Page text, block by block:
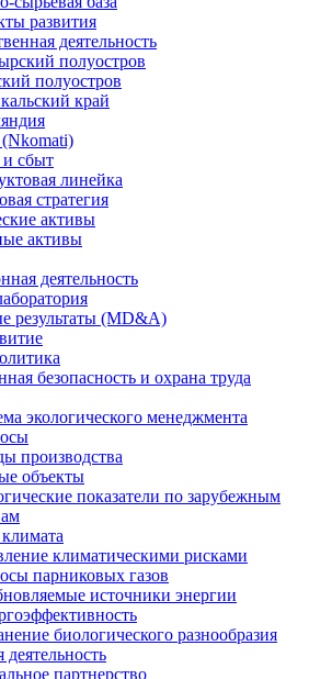
развития
деятельность
полуостров
полуостров
край
сбыт
линейка
стратегия
активы
активы
деятельность
результаты (MD&A)
безопасность и охрана труда
экологического менеджмента
производства
объекты
показатели по зарубежным
климатическими рисками
парниковых газов
источники энергии
биологического разнообразия
партнерство